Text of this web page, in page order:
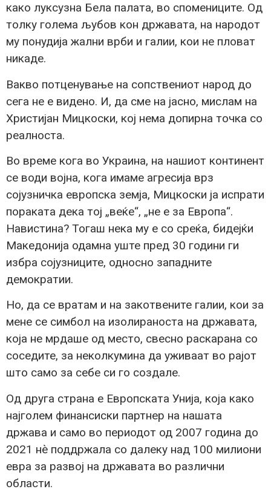
како луксузна Бела палата, во спомениците. Од
толку голема љубов кон државата, на народот
му понудија жални врби и галии, кои не пловат
никаде.
Вакво потценување на сопствениот народ до
сега не е видено. И, да сме на јасно, мислам на
Христијан Мицкоски, кој нема допирна точка со
реалноста.
Во време кога во Украина, на нашиот континент
се води војна, кога имаме агресија врз
сојузничка европска земја, Мицкоски ја испрати
пораката дека тој „веќе“, „не е за Европа“.
Навистина? Тогаш нека му е со среќа, бидејќи
Македонија одамна уште пред 30 години ги
избра сојузниците, односно западните
демократии.
Но, да се вратам и на закотвените галии, кои за
мене се симбол на изолираноста на државата,
која не мрдаше од место, свесно раскарана со
соседите, за неколкумина да уживаат во рајот
што само за себе си го создале.
Од друга страна е Европската Унија, која како
најголем финансиски партнер на нашата
држава и само во периодот од 2007 година до
2021 нѐ поддржала со далеку над 100 милиони
евра за развој на државата во различни
области.